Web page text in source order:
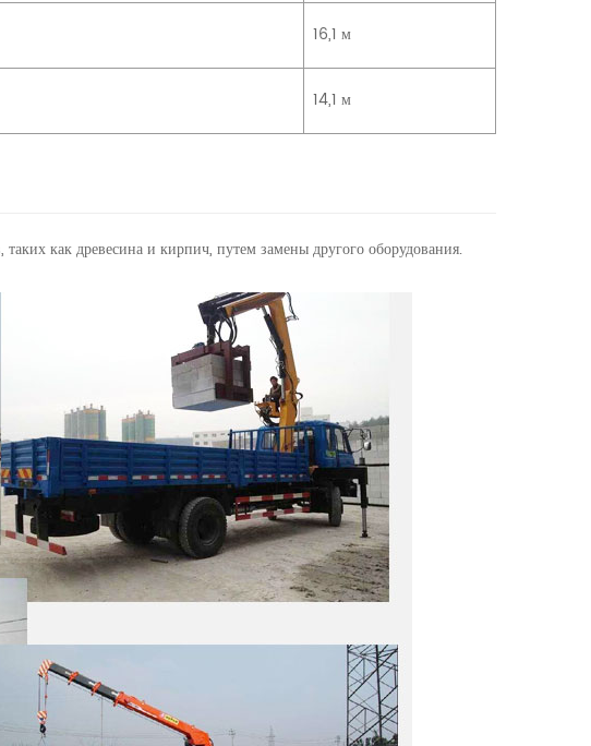
16,1 м
14,1 м
как древесина и кирпич, путем замены другого оборудования.